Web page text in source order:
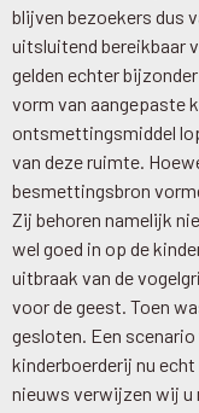
blijven bezoekers dus
uitsluitend bereikbaar
gelden echter
vorm van aangepaste
ontsmettingsmiddel
van deze ruimte.
besmettingsbron
Zij behoren namelijk
wel goed in op de
uitbraak van de
voor de geest. Toen
gesloten. Een
kinderboerderij nu
nieuws verwijzen wij u